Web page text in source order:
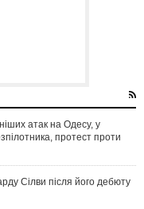
атак на Одесу, у
протест проти
Сілви після його дебюту